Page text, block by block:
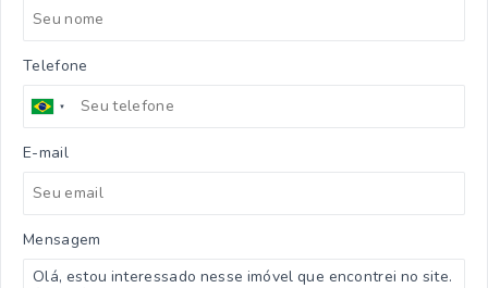
Telefone
E-mail
Mensagem